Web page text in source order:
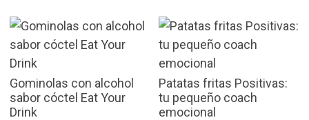
Gominolas con alcohol
sabor cóctel Eat Your
Drink
Patatas fritas Positivas:
tu pequeño coach
emocional